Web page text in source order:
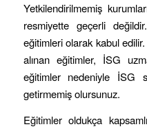
Yetkilendirilmemiş
resmiyette geçerli
eğitimleri olarak kabul
alınan eğitimler, İSG
eğitimler nedeniyle İSG
getirmemiş olursunuz.
Eğitimler oldukça